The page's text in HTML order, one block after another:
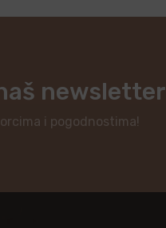
newsletter
i pogodnostima!